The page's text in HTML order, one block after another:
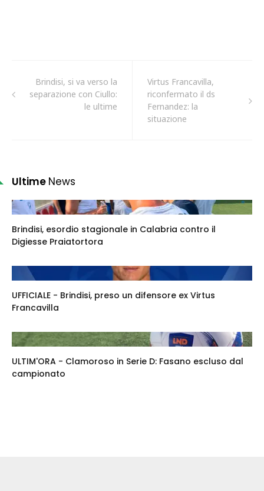
Brindisi, si va verso la
separazione con Ciullo:
le ultime
Virtus Francavilla,
riconfermato il ds
Fernandez: la
situazione
Ultime News
Brindisi, esordio stagionale in Calabria contro il
Digiesse Praiatortora
UFFICIALE - Brindisi, preso un difensore ex Virtus
Francavilla
ULTIM'ORA - Clamoroso in Serie D: Fasano escluso dal
campionato